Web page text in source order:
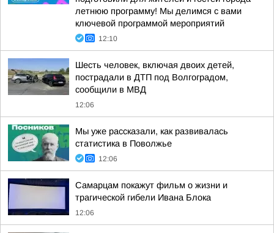
летнюю программу! Мы делимся с вами
ключевой программой мероприятий
12:10
Шесть человек, включая двоих детей,
пострадали в ДТП под Волгоградом,
сообщили в МВД
12:06
Мы уже рассказали, как развивалась
статистика в Поволжье
12:06
Самарцам покажут фильм о жизни и
трагической гибели Ивана Блока
12:06